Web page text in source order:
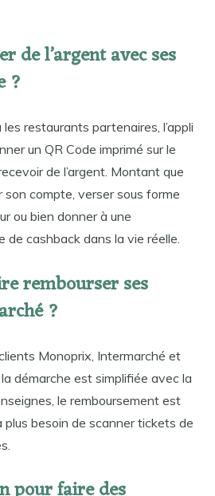
de l’argent avec ses
?
restaurants partenaires, l’appli
un QR Code imprimé sur le
de l’argent. Montant que
son compte, verser sous forme
ou bien donner à une
de cashback dans la vie réelle.
rembourser ses
?
Monoprix, Intermarché et
démarche est simplifiée avec la
le remboursement est
plus besoin de scanner tickets de